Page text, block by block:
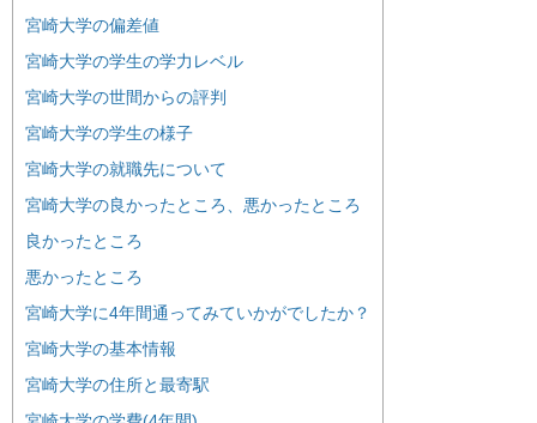
宮崎大学の偏差値
宮崎大学の学生の学力レベル
宮崎大学の世間からの評判
宮崎大学の学生の様子
宮崎大学の就職先について
宮崎大学の良かったところ、悪かったところ
良かったところ
悪かったところ
宮崎大学に4年間通ってみていかがでしたか？
宮崎大学の基本情報
宮崎大学の住所と最寄駅